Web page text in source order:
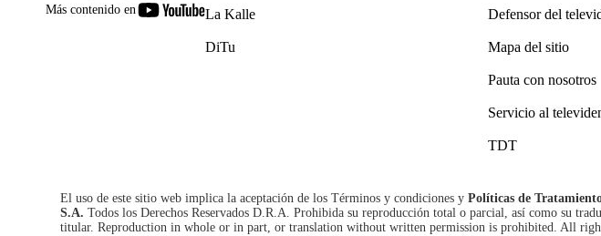
Más contenido en
youtube-
La Kalle
DiTu
Defensor del
Mapa del sitio
Pauta con nosotros
Servicio al
TDT
El uso de este sitio web implica la aceptación de los Términos y condiciones y Políticas de
S.A. Todos los Derechos Reservados D.R.A. Prohibida su reproducción total o parcial, así como su
titular. Reproduction in whole or in part, or translation without written permission is prohibited. All